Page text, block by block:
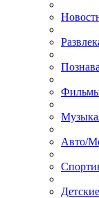
Авто/
Детские